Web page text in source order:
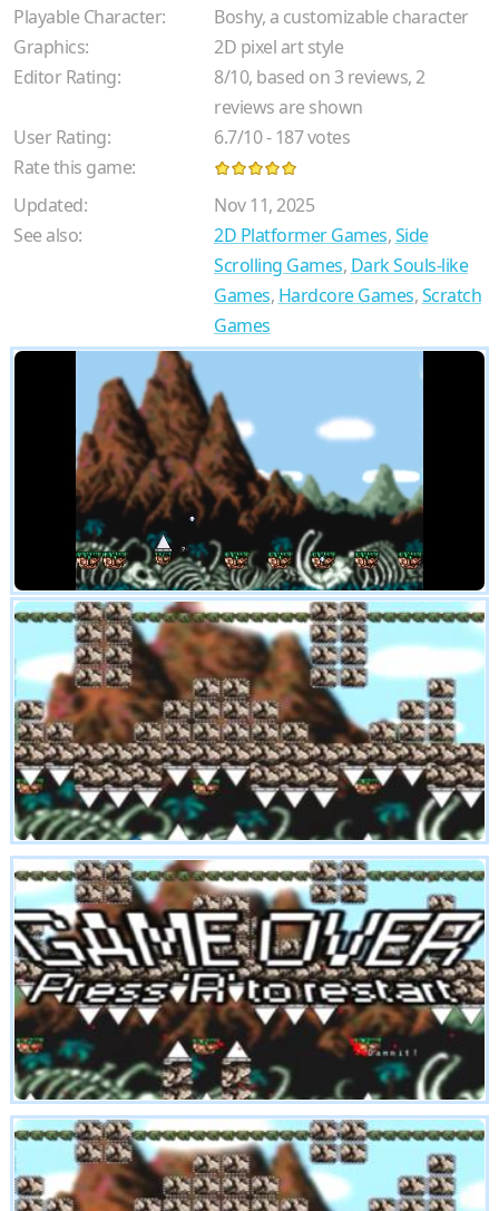
Playable Character:
Boshy, a customizable character
Graphics:
2D pixel art style
Editor Rating:
8/10, based on3 reviews,2
reviews are shown
User Rating:
6.7/10-187votes
Rate this game:
Updated:
Nov 11, 2025
See also:
2D Platformer Games,Side
Scrolling Games, Dark Souls-like
Games, Hardcore Games,Scratch
Games